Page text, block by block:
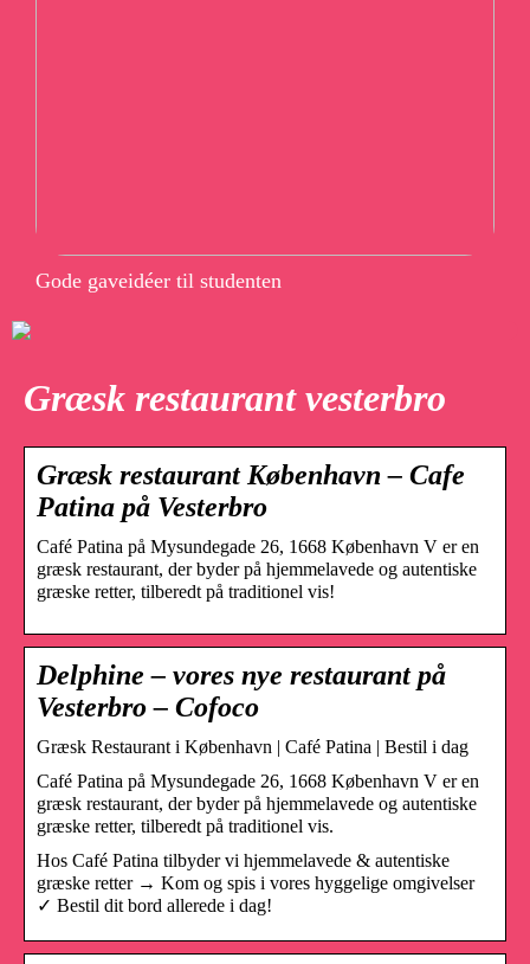
Gode gaveidéer til studenten
Græsk restaurant vesterbro
Græsk restaurant København – Cafe
Patina på Vesterbro
Café Patina på Mysundegade 26, 1668 København V er en
græsk restaurant, der byder på hjemmelavede og autentiske
græske retter, tilberedt på traditionel vis!
Delphine – vores nye restaurant på
Vesterbro – Cofoco
Græsk Restaurant i København | Café Patina | Bestil i dag
Café Patina på Mysundegade 26, 1668 København V er en
græsk restaurant, der byder på hjemmelavede og autentiske
græske retter, tilberedt på traditionel vis.
Hos Café Patina tilbyder vi hjemmelavede & autentiske
græske retter → Kom og spis i vores hyggelige omgivelser
✓ Bestil dit bord allerede i dag!